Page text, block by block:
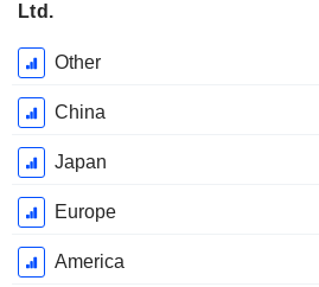
Ltd.
Período
fiscal:
Marzo
Other
China
Japan
Europe
America